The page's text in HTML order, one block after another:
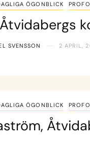
ÖGONBLICK
SVENSSON 2 APRIL,
ÖGONBLICK